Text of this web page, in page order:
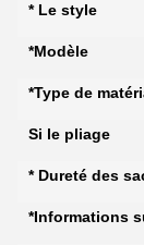
* Le style
*Modèle
*Type de
Si le pliage
* Dureté des
*Informations